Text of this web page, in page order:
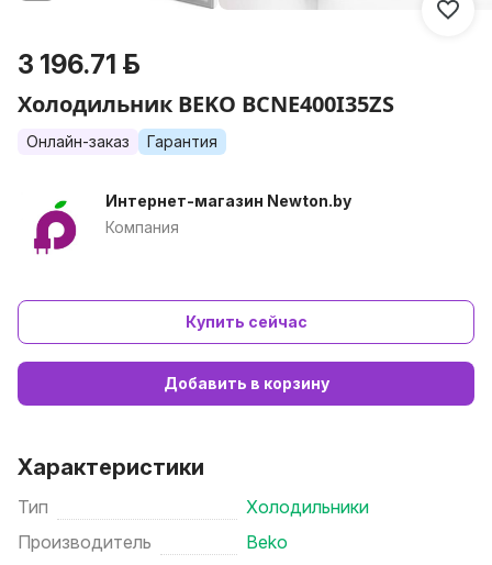
3 196.71 р.
Холодильник BEKO BCNE400I35ZS
Онлайн-заказ Гарантия
Интернет-магазин Newton.by
Компания
Купить сейчас
Добавить в корзину
Характеристики
Тип
Холодильники
Производитель
Beko